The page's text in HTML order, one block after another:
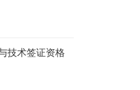
技术签证资格